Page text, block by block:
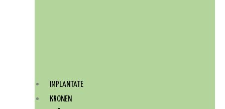
IMPLANTATE
KRONEN